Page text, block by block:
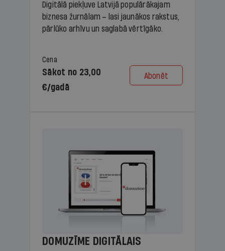
Digitālā piekļuve Latvijā populārākajam
biznesa žurnālam – lasi jaunākos rakstus,
pārlūko arhīvu un saglabā vērtīgāko.
Cena
Sākot no 23,00
€/gadā
Abonēt
DOMUZĪME DIGITĀLAIS